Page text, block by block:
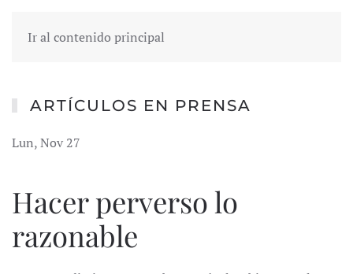
Ir al contenido principal
ARTÍCULOS EN PRENSA
Lun, Nov 27
Hacer perverso lo
razonable